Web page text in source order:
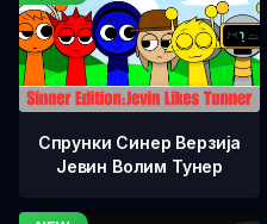
Спрунки Синер Верзија
Јевин Волим Тунер